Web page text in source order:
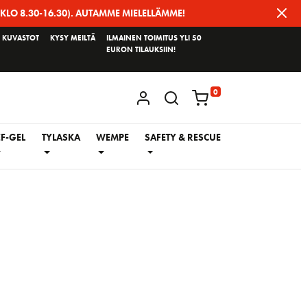
8.30-16.30). AUTAMME MIELELLÄMME!
KUVASTOT KYSY MEILTÄ
ILMAINEN TOIMITUS YLI 50
EURON TILAUKSIIN!
KIRJAUDU / REKISTERÖIDY
0
GEL TYLASKA WEMPE SAFETY & RESCUE